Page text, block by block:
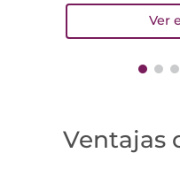
Ventajas